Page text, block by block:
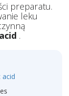
preparatu.
leku
.
acid